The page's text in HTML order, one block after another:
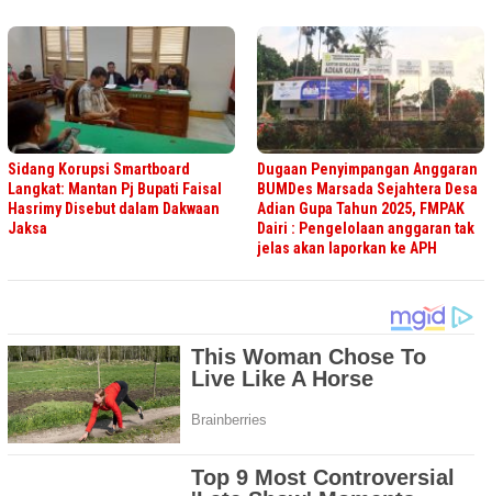
Sidang Korupsi Smartboard
Langkat: Mantan Pj Bupati Faisal
Hasrimy Disebut dalam Dakwaan
Jaksa
Dugaan Penyimpangan Anggaran
BUMDes Marsada Sejahtera Desa
Adian Gupa Tahun 2025, FMPAK
Dairi : Pengelolaan anggaran tak
jelas akan laporkan ke APH